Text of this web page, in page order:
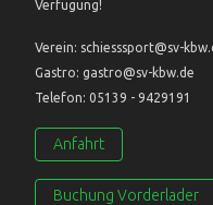
Verfügung!
Verein: schiesssport@sv-
Gastro: gastro@sv-kbw.de
Telefon: 05139 - 9429191
Anfahrt
Buchung Vorderlader